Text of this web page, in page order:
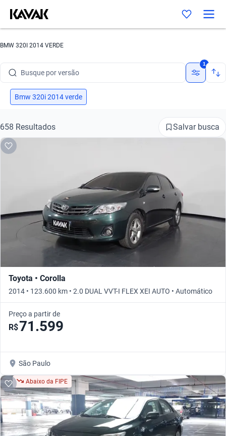
BMW 320I 2014 VERDE
Busque por marca
Busque por versão
Busque por ano
Busque por marca
Busque por modelo
1
Bmw 320i 2014 verde
658 Resultados Salvar busca
Toyota • Corolla
2014 • 123.600 km • 2.0 DUAL VVT-I FLEX XEI AUTO • Automático
Preço a partir de
R$71.599
São Paulo
Abaixo da FIPE